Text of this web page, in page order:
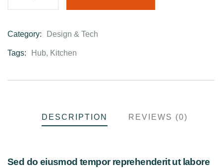
Category: Design & Tech
Tags: Hub, Kitchen
DESCRIPTION REVIEWS (0)
Sed do eiusmod tempor reprehenderit ut labore